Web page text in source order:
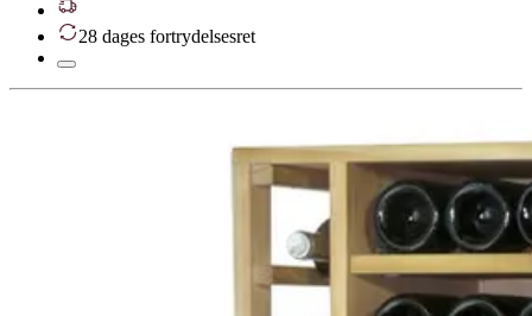
28 dages fortrydelsesret